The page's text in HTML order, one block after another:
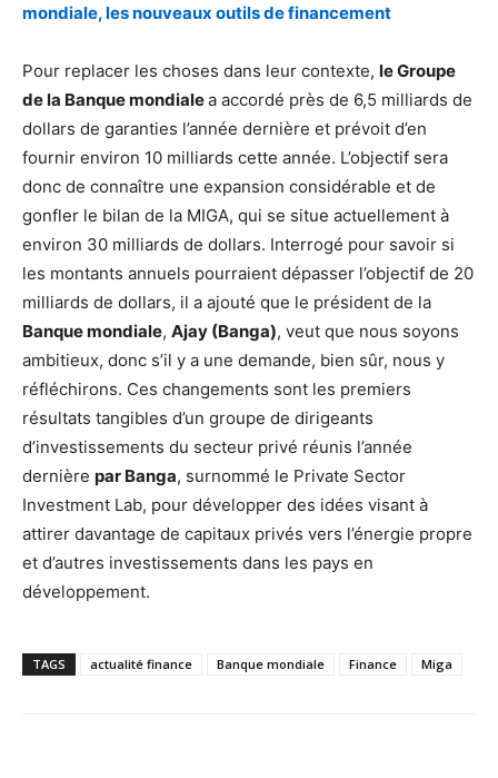
mondiale, les nouveaux outils de financement
Pour replacer les choses dans leur contexte, le Groupe
de la Banque mondialea accordé près de 6,5 milliards de
dollars de garanties l’année dernière et prévoit d’en
fournir environ 10 milliards cette année. L’objectif sera
donc de connaître une expansion considérable et de
gonfler le bilan de la MIGA, qui se situe actuellement à
environ 30 milliards de dollars. Interrogé pour savoir si
les montants annuels pourraient dépasser l’objectif de 20
milliards de dollars, il a ajouté que le président de la
Banque mondiale, Ajay (Banga), veut que nous soyons
ambitieux, donc s’il y a une demande, bien sûr, nous y
réfléchirons. Ces changements sont les premiers
résultats tangibles d’un groupe de dirigeants
d’investissements du secteur privé réunis l’année
dernière par Banga, surnommé le Private Sector
Investment Lab, pour développer des idées visant à
attirer davantage de capitaux privés vers l’énergie propre
et d’autres investissements dans les pays en
développement.
TAGS actualité finance Banque mondiale Finance Miga